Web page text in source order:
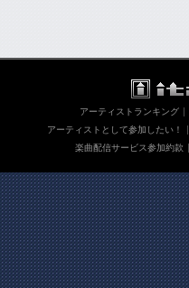
アーティストランキング
アーティストとして参加したい！
楽曲配信サービス参加約款